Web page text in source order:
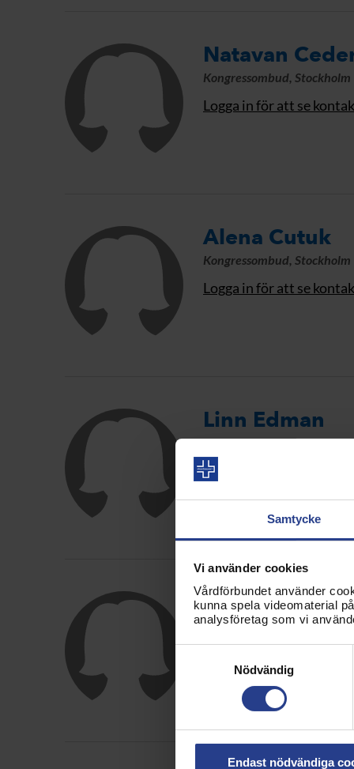
Samtycke
Vi använder cookies
Vårdförbundet använder
kunna spela videomaterial
analysföretag som vi
Nödvändig
Endast nödvändiga
Natavan
Kongressombud, Stockholm
Logga in för att se
Alena Cutuk
Kongressombud, Stockholm
Logga in för att se
Linn Edman
Kongressombud, Stockholm
Logga in för att se
Helene
Kongressombud, Stockholm
Avdelningsvalberedning,
Logga in för att se